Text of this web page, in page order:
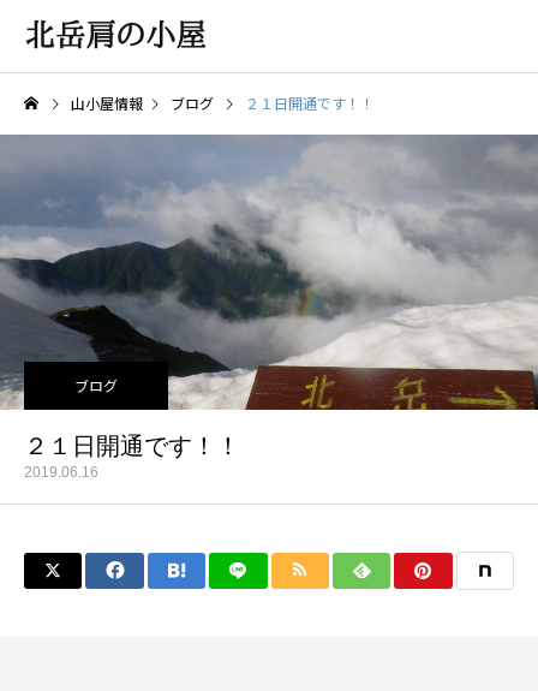
山小屋情報 ブログ ２１日開通です！！
ブログ
２１日開通です！！
2019.06.16